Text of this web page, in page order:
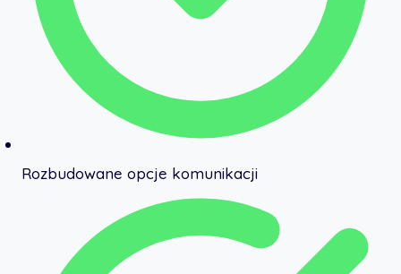
Rozbudowane opcje komunikacji